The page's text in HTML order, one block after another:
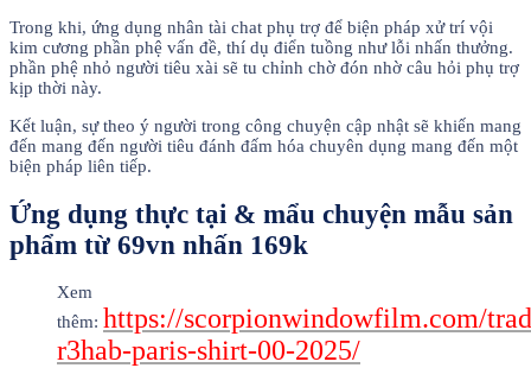
Trong khi, ứng dụng nhân tài chat phụ trợ để biện pháp xử trí vội
kim cương phần phệ vấn đề, thí dụ điển tuồng như lỗi nhấn thưởng.
phần phệ nhỏ người tiêu xài sẽ tu chỉnh chờ đón nhờ câu hỏi phụ trợ
kịp thời này.
Kết luận, sự theo ý người trong công chuyện cập nhật sẽ khiến mang
đến mang đến người tiêu đánh đấm hóa chuyên dụng mang đến một
biện pháp liên tiếp.
Ứng dụng thực tại & mẩu chuyện mẫu sản
phẩm từ 69vn nhấn 169k
Xem
thêm: https://scorpionwindowfilm.com/
r3hab-paris-shirt-00-2025/